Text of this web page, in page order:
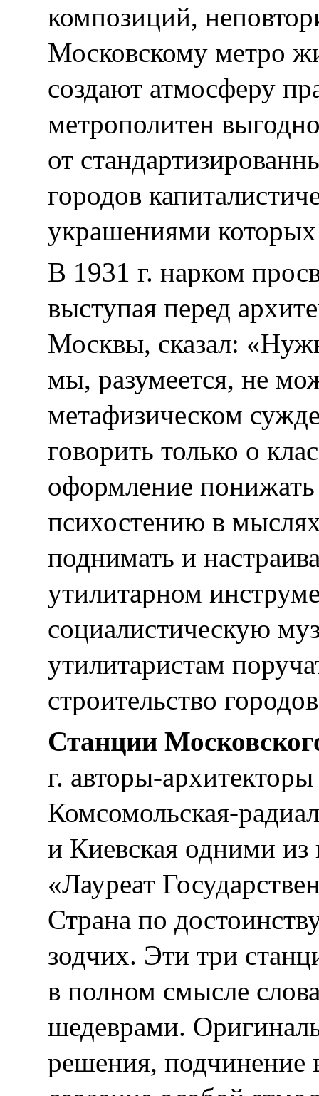
композиций,
Московскому метро
создают атмосферу
метрополитен
от
городов
украшениями
В 1931 г. нарком
выступая перед
Москвы, сказал:
мы, разумеется, не
метафизическом
говорить только о
оформление
психостению в
поднимать и
утилитарном
социалистическую
утилитаристам
строительство
Станции
г. авторы-
Комсомольская-
и Киевская одними из
«Лауреат
Страна по
зодчих. Эти три
в полном смысле
шедеврами.
решения, подчинение